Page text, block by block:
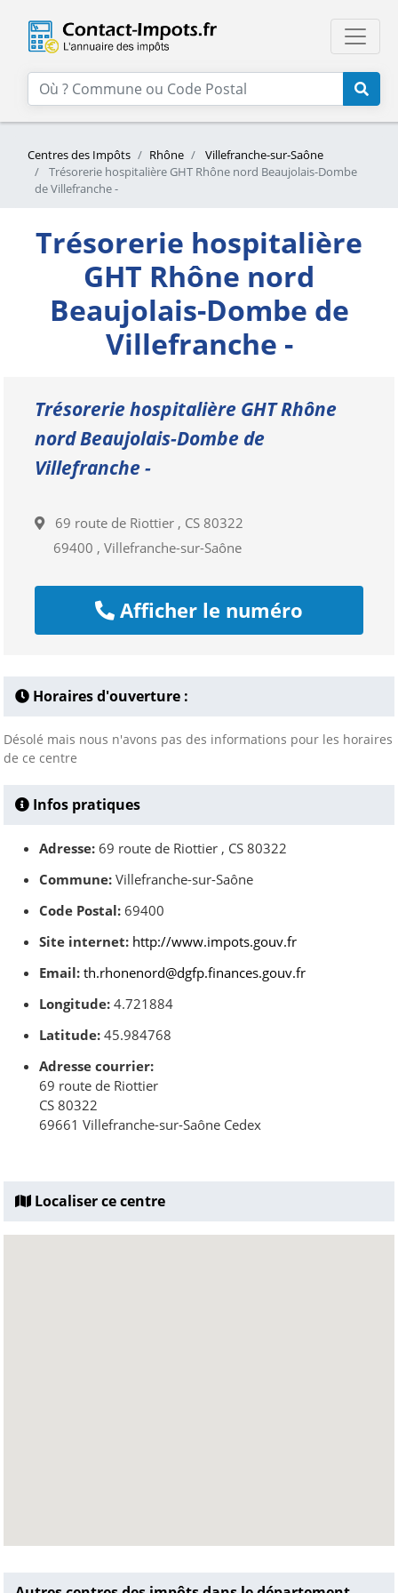
Centres des Impôts Rhône
Villefranche-sur-Saône
Trésorerie hospitalière GHT Rhône nord Beaujolais-Dombe
de Villefranche -
Trésorerie hospitalière
GHT Rhône nord
Beaujolais-Dombe de
Villefranche -
Trésorerie hospitalière GHT Rhône
nord Beaujolais-Dombe de
Villefranche -
69 route de Riottier , CS 80322
69400 , Villefranche-sur-Saône
Afficher le numéro
Horaires d'ouverture :
Désolé mais nous n'avons pas des informations pour les horaires
de ce centre
Infos pratiques
Adresse: 69 route de Riottier , CS 80322
Commune: Villefranche-sur-Saône
Code Postal: 69400
Site internet: http://www.impots.gouv.fr
Email: th.rhonenord@dgfp.finances.gouv.fr
Longitude: 4.721884
Latitude: 45.984768
Adresse courrier:
69 route de Riottier
CS 80322
69661 Villefranche-sur-Saône Cedex
Localiser ce centre